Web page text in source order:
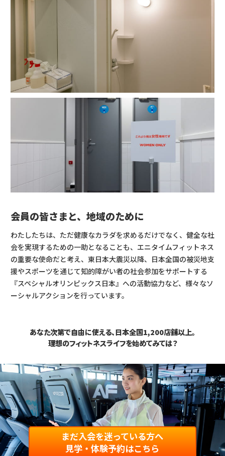
会員の皆さまと、地域のために
わたしたちは、ただ健康なカラダを求めるだけでなく、健全な社
会を実現するための一助となることも、エニタイムフィットネス
の重要な使命だと考え、東日本大震災以降、日本全国の被災地支
援やスポーツを通じて知的障がい者の社会参加をサポートする
『スペシャルオリンピックス日本』への活動協力など、様々なソ
ーシャルアクションを行っています。
あなた次第で自由に使える、日本全国1,200店舗以上。
理想のフィットネスライフを始めてみては？
まだ入会を迷っている方へ
見学・体験予約はこちら